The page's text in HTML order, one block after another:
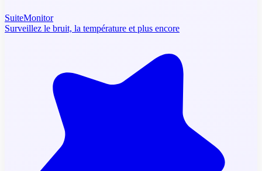
SuiteMonitor
Surveillez le bruit, la température et plus encore